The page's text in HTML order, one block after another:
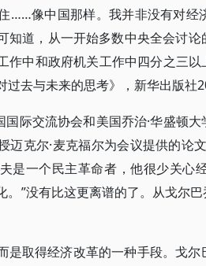
……像中国那样。我并非没有对经
知道，从一开始多数中央全会讨
作中和政府机关工作中四分之三
过去与未来的思考》，新华出版社
际交流协会和美国乔治·华盛顿
迈克尔·麦克福尔为会议提供的论
是一个民主革命者，他很少关心
。”没有比这更离谱的了。从戈尔
是取得经济改革的一种手段。戈